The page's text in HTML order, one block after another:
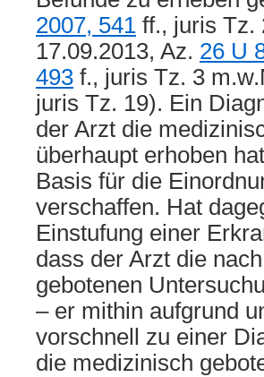
2007, 541 ff., juris Tz.
17.09.2013, Az. 26 U
493 f., juris Tz. 3
juris Tz. 19). Ein
der Arzt die
überhaupt erhoben
Basis für die
verschaffen. Hat
Einstufung einer
dass der Arzt die
gebotenen
– er mithin aufgrund
vorschnell zu einer
die medizinisch